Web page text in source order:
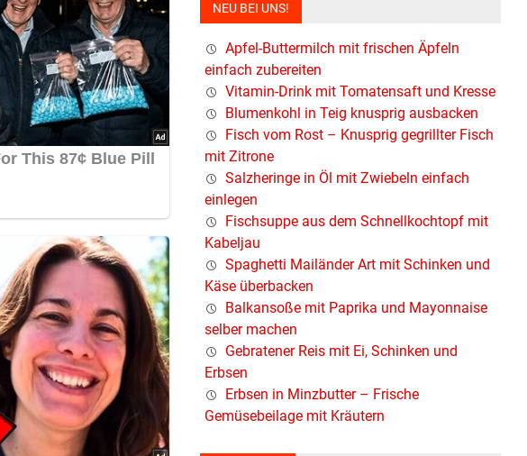
NEU BEI UNS!
Apfel-Buttermilch mit frischen Äpfeln
einfach zubereiten
Vitamin-Drink mit Tomatensaft und Kresse
Blumenkohl in Teig knusprig ausbacken
Fisch vom Rost – Knusprig gegrillter Fisch
mit Zitrone
Salzheringe in Öl mit Zwiebeln einfach
einlegen
Fischsuppe aus dem Schnellkochtopf mit
Kabeljau
Spaghetti Mailänder Art mit Schinken und
Käse überbacken
Balkansoße mit Paprika und Mayonnaise
selber machen
Gebratener Reis mit Ei, Schinken und
Erbsen
Erbsen in Minzbutter – Frische
Gemüsebeilage mit Kräutern